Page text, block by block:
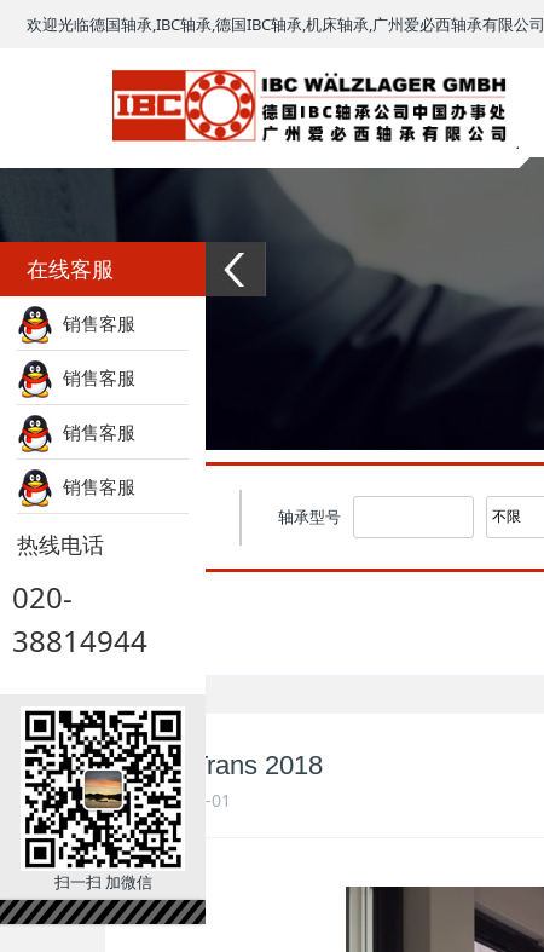
欢迎光临德国轴承,IBC轴承,德国IBC轴承,机床轴承,广州爱必西轴承有限公司
型号查询 轴承型号
InnoTrans 2018
2021-11-01
在线客服
销售客服
销售客服
销售客服
销售客服
热线电话
020-
38814944
扫一扫 加微信